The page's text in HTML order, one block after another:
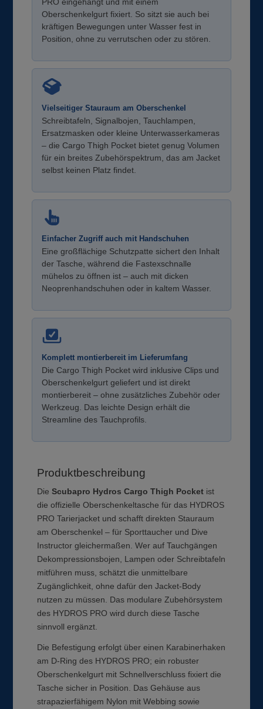
PRO eingehängt und mit einem
Oberschenkelgurt fixiert. So sitzt sie auch bei
kräftigen Bewegungen unter Wasser fest in
Position, ohne zu verrutschen oder zu stören.
Vielseitiger Stauraum am Oberschenkel
Schreibtafeln, Signalbojen, Tauchlampen,
Ersatzmasken oder kleine Unterwasserkameras
– die Cargo Thigh Pocket bietet genug Volumen
für ein breites Zubehörspektrum, das am Jacket
selbst keinen Platz findet.
Einfacher Zugriff auch mit Handschuhen
Eine großflächige Schutzpatte sichert den Inhalt
der Tasche, während die Fastexschnalle
mühelos zu öffnen ist – auch mit dicken
Neoprenhandschuhen oder in kaltem Wasser.
Komplett montierbereit im Lieferumfang
Die Cargo Thigh Pocket wird inklusive Clips und
Oberschenkelgurt geliefert und ist direkt
montierbereit – ohne zusätzliches Zubehör oder
Werkzeug. Das leichte Design erhält die
Streamline des Tauchprofils.
Produktbeschreibung
DieScubapro Hydros Cargo Thigh Pocket ist
die offizielle Oberschenkeltasche für das HYDROS
PRO Tarierjacket und schafft direkten Stauraum
am Oberschenkel – für Sporttaucher und Dive
Instructor gleichermaßen. Wer auf Tauchgängen
Dekompressionsbojen, Lampen oder Schreibtafeln
mitführen muss, schätzt die unmittelbare
Zugänglichkeit, ohne dafür den Jacket-Body
nutzen zu müssen. Das modulare Zubehörsystem
des HYDROS PRO wird durch diese Tasche
sinnvoll ergänzt.
Die Befestigung erfolgt über einen Karabinerhaken
am D-Ring des HYDROS PRO; ein robuster
Oberschenkelgurt mit Schnellverschluss fixiert die
Tasche sicher in Position. Das Gehäuse aus
strapazierfähigem Nylon mit Webbing sowie